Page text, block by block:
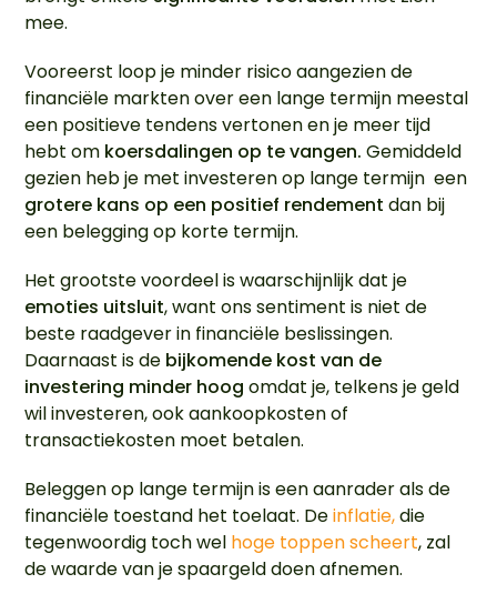
mee.
Vooreerst loop je minder risico aangezien de
financiële markten over een lange termijn meestal
een positieve tendens vertonen en je meer tijd
hebt om koersdalingen op te vangen. Gemiddeld
gezien heb je met investeren op lange termijn een
grotere kans op een positief rendement dan bij
een belegging op korte termijn.
Het grootste voordeel is waarschijnlijk dat je
emoties uitsluit, want ons sentiment is niet de
beste raadgever in financiële beslissingen.
Daarnaast is de bijkomende kost van de
investering minder hoog omdat je, telkens je geld
wil investeren, ook aankoopkosten of
transactiekosten moet betalen.
Beleggen op lange termijn is een aanrader als de
financiële toestand het toelaat. Deinflatie,die
tegenwoordig toch wel hoge toppen scheert, zal
de waarde van je spaargeld doen afnemen.